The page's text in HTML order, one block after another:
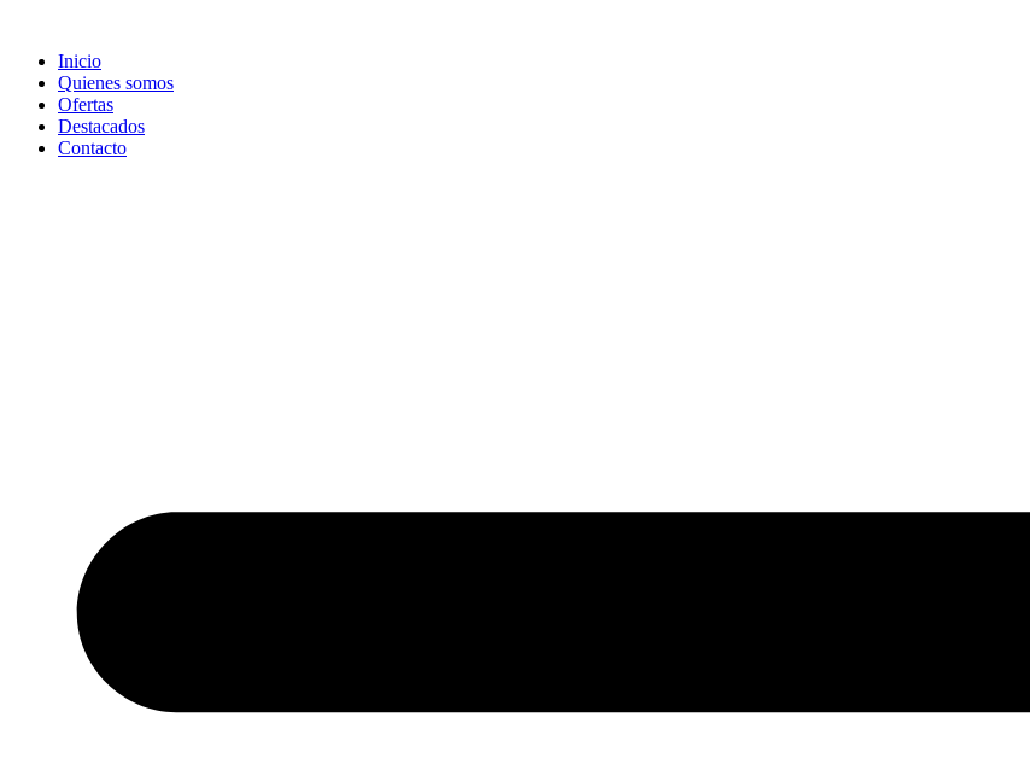
contenido
Inicio
Quienes somos
Ofertas
Destacados
Contacto